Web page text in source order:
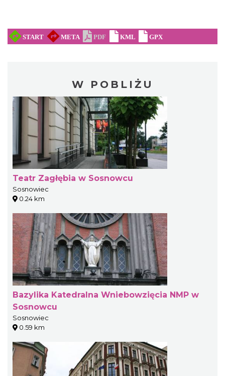
W POBLIŻU
Teatr Zagłębia w Sosnowcu
Sosnowiec
0.24 km
Bazylika Katedralna Wniebowzięcia NMP w
Sosnowcu
Sosnowiec
0.59 km